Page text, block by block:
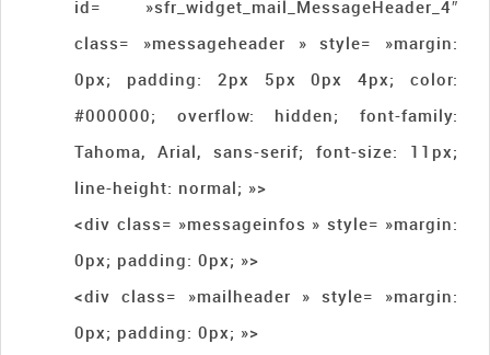
id= »sfr_widget_mail_MessageHeader_4″
class= »messageheader » style= »margin:
0px; padding: 2px 5px 0px 4px; color:
#000000; overflow: hidden; font-family:
Tahoma, Arial, sans-serif; font-size: 11px;
line-height: normal; »>
<div class= »messageinfos » style= »margin:
0px; padding: 0px; »>
<div class= »mailheader » style= »margin:
0px; padding: 0px; »>